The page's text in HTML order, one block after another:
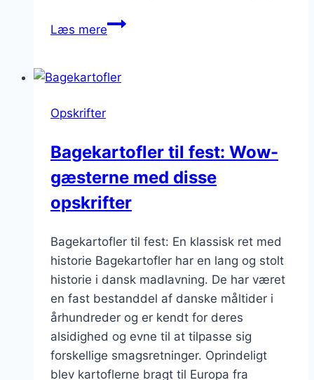
Læs mereBagt
kylling
Opskrifter
Bagekartofler til fest: Wow-
gæsterne med disse
opskrifter
Bagekartofler til fest: En klassisk ret med
historie Bagekartofler har en lang og stolt
historie i dansk madlavning. De har været
en fast bestanddel af danske måltider i
århundreder og er kendt for deres
alsidighed og evne til at tilpasse sig
forskellige smagsretninger. Oprindeligt
blev kartoflerne bragt til Europa fra